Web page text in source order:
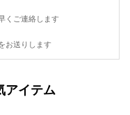
くご連絡します
お送りします
アイテム